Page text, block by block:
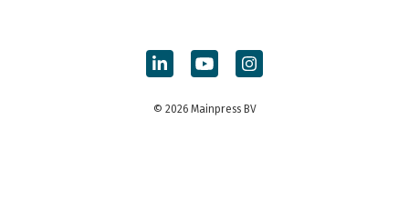
© 2026 Mainpress BV